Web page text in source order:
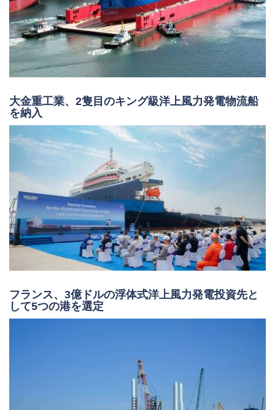
大金重工業、2隻目のキング級洋上風力発電物流船
フランス、3億ドルの浮体式洋上風力発電投資先と